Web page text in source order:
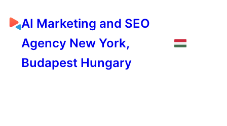
AI Marketing and SEO
Agency New York,
Budapest Hungary